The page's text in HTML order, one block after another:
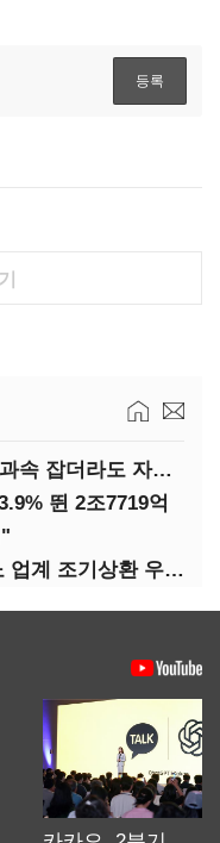
(코스닥 퇴출 논란)③이광재 "과속 잡더라도 자동차 없애지는 말아야"
뛴 2조7719억
"관광기금 상향 소식에 카지노 업계 조기상환 우려"